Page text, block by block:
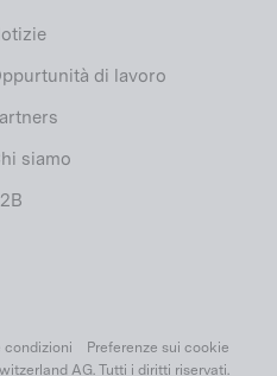
di lavoro
siamo
condizioni
Preferenze sui cookie
AG. Tutti i diritti riservati.